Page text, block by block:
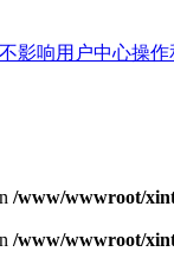
影响用户中心操作
/www/wwwroot/
/www/wwwroot/